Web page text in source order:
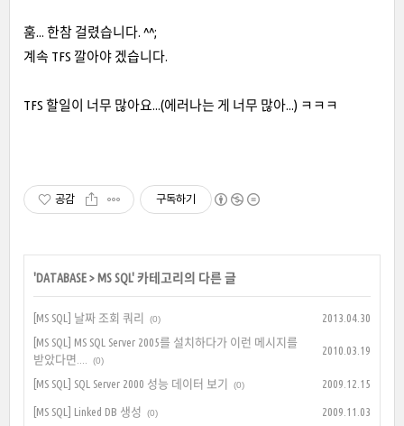
훔... 한참 걸렸습니다. ^^;
계속 TFS 깔아야 겠습니다.
TFS 할일이 너무 많아요...(에러나는 게 너무 많아...) ㅋㅋㅋ
공감 구독하기
'DATABASE>MS SQL' 카테고리의 다른 글
[MS SQL] 날짜 조회 쿼리 (0)
2013.04.30
[MS SQL] MS SQL Server 2005를 설치하다가 이런 메시지를
받았다면....
(0)
2010.03.19
[MS SQL] SQL Server 2000 성능 데이터 보기 (0) 2009.12.15
[MS SQL] Linked DB 생성 (0) 2009.11.03